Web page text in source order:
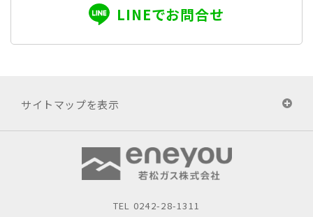
LINEでお問合せ
サイトマップを表示
TEL 0242-28-1311